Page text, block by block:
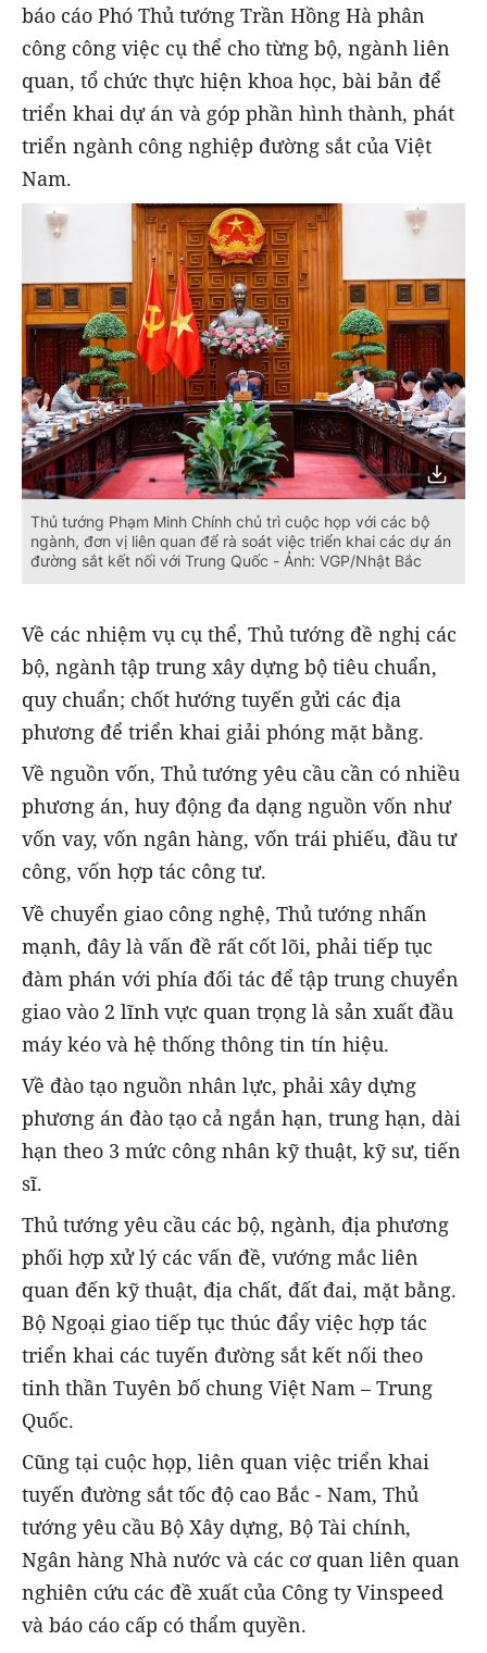
báo cáo Phó Thủ tướng Trần Hồng Hà phân
công công việc cụ thể cho từng bộ, ngành liên
quan, tổ chức thực hiện khoa học, bài bản để
triển khai dự án và góp phần hình thành, phát
triển ngành công nghiệp đường sắt của Việt
Nam.
Thủ tướng Phạm Minh Chính chủ trì cuộc họp với các bộ
ngành, đơn vị liên quan để rà soát việc triển khai các dự án
đường sắt kết nối với Trung Quốc - Ảnh: VGP/Nhật Bắc
Về các nhiệm vụ cụ thể, Thủ tướng đề nghị các
bộ, ngành tập trung xây dựng bộ tiêu chuẩn,
quy chuẩn; chốt hướng tuyến gửi các địa
phương để triển khai giải phóng mặt bằng.
Về nguồn vốn, Thủ tướng yêu cầu cần có nhiều
phương án, huy động đa dạng nguồn vốn như
vốn vay, vốn ngân hàng, vốn trái phiếu, đầu tư
công, vốn hợp tác công tư.
Về chuyển giao công nghệ, Thủ tướng nhấn
mạnh, đây là vấn đề rất cốt lõi, phải tiếp tục
đàm phán với phía đối tác để tập trung chuyển
giao vào 2 lĩnh vực quan trọng là sản xuất đầu
máy kéo và hệ thống thông tin tín hiệu.
Về đào tạo nguồn nhân lực, phải xây dựng
phương án đào tạo cả ngắn hạn, trung hạn, dài
hạn theo 3 mức công nhân kỹ thuật, kỹ sư, tiến
sĩ.
Thủ tướng yêu cầu các bộ, ngành, địa phương
phối hợp xử lý các vấn đề, vướng mắc liên
quan đến kỹ thuật, địa chất, đất đai, mặt bằng.
Bộ Ngoại giao tiếp tục thúc đẩy việc hợp tác
triển khai các tuyến đường sắt kết nối theo
tinh thần Tuyên bố chung Việt Nam – Trung
Quốc.
Cũng tại cuộc họp, liên quan việc triển khai
tuyến đường sắt tốc độ cao Bắc - Nam, Thủ
tướng yêu cầu Bộ Xây dựng, Bộ Tài chính,
Ngân hàng Nhà nước và các cơ quan liên quan
nghiên cứu các đề xuất của Công ty Vinspeed
và báo cáo cấp có thẩm quyền.